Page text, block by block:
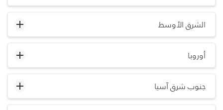
الشرق الأوسط
أوروبا
جنوب شرق آسيا